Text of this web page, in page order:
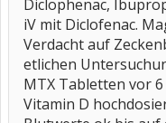
Diclophenac,
iV mit Diclofenac.
Verdacht auf
etlichen
MTX Tabletten vor
Vitamin D